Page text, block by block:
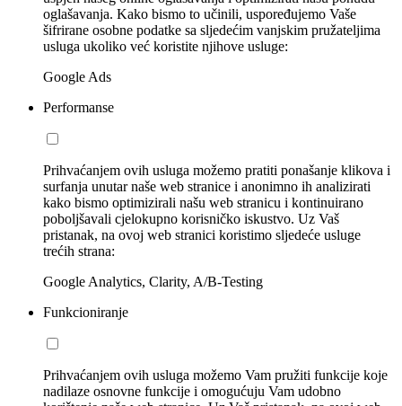
oglašavanja. Kako bismo to učinili, uspoređujemo Vaše
šifrirane osobne podatke sa sljedećim vanjskim pružateljima
usluga ukoliko već koristite njihove usluge:
Google Ads
Performanse
Prihvaćanjem ovih usluga možemo pratiti ponašanje klikova i
surfanja unutar naše web stranice i anonimno ih analizirati
kako bismo optimizirali našu web stranicu i kontinuirano
poboljšavali cjelokupno korisničko iskustvo. Uz Vaš
pristanak, na ovoj web stranici koristimo sljedeće usluge
trećih strana:
Google Analytics, Clarity, A/B-Testing
Funkcioniranje
Prihvaćanjem ovih usluga možemo Vam pružiti funkcije koje
nadilaze osnovne funkcije i omogućuju Vam udobno